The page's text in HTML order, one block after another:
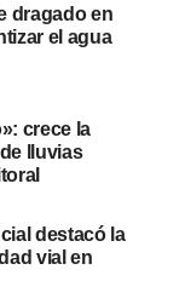
dragado en
el agua
crece la
lluvias
destacó la
vial en